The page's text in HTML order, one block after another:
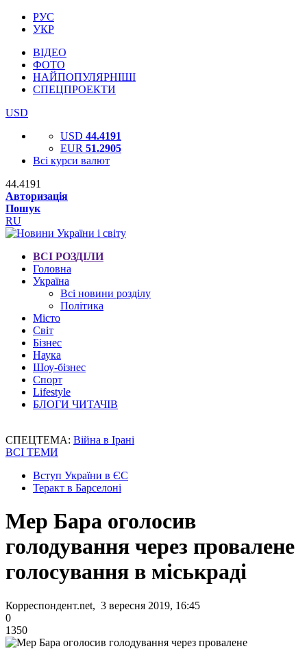
РУС
УКР
ВІДЕО
ФОТО
НАЙПОПУЛЯРНІШІ
СПЕЦПРОЕКТИ
USD
USD 44.4191
EUR 51.2905
Всі курси валют
44.4191
Авторизація
Пошук
RU
ВСІ РОЗДІЛИ
Головна
Україна
Всі новини розділу
Політика
Місто
Світ
Бізнес
Наука
Шоу-бізнес
Спорт
Lifestyle
БЛОГИ ЧИТАЧІВ
СПЕЦТЕМА: Війна в Ірані
ВСІ ТЕМИ
Вступ України в ЄС
Теракт в Барселоні
Мер Бара оголосив
голодування через провалене
голосування в міськраді
Корреспондент.net, 3 вересня 2019, 16:45
0
1350